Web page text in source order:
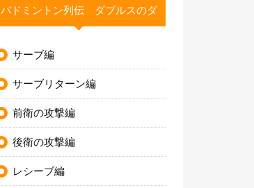
バドミントン列伝 ダブルスのダ
サーブ編
サーブリターン編
前衛の攻撃編
後衛の攻撃編
レシーブ編